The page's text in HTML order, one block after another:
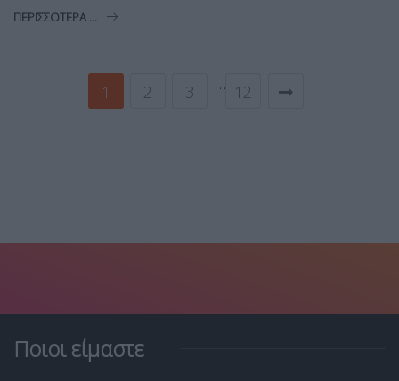
ΠΕΡΙΣΣΌΤΕΡΑ ...
1 2 3 … 12
Ποιοι είμαστε